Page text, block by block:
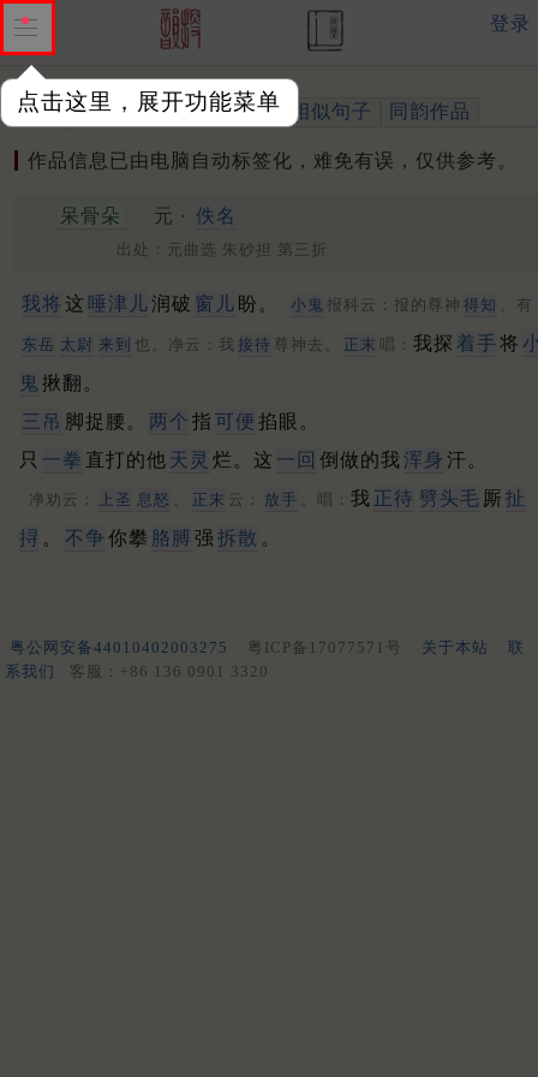
点击这里，展开功能菜单
登录
作品 标注四声 出处、引用 相似句子 同韵作品
作品信息已由电脑自动标签化，难免有误，仅供参考。
呆骨朵 元 · 佚名
出处：元曲选 朱砂担 第三折
我将 这 唾津儿润破 窗儿 盼。 小鬼 报科云：报的尊神 得知 。有
东岳 太尉 来到 也。净云：我 接待 尊神去。 正末 唱： 我探 着手 将
鬼 揪翻。
三吊 脚捉腰。 两个 指 可便 掐眼。
只 一拳 直打的他 天灵 烂。这 一回 倒做的我 浑身 汗。
净劝云： 上圣 息怒 正末 云： 放手 。唱： 我 正待 劈头毛 厮 扯
挦 。 不争 你攀 胳膊 强 拆散 。
粤公网安备44010402003275 粤ICP备17077571号 关于本站
联
系我们
客服：+86 136 0901 3320